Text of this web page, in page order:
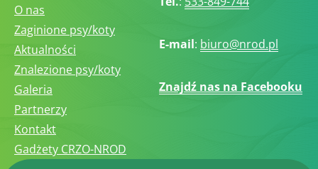
O nas
Zaginione psy/koty
Aktualności
Znalezione psy/koty
Galeria
Partnerzy
Kontakt
Gadżety CRZO-NROD
E-mail: biuro@nrod.pl
Znajdź nas na Facebooku